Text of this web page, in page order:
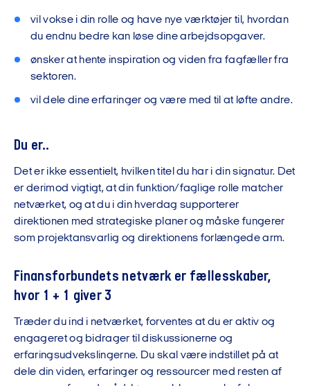
vil vokse i din rolle og have nye værktøjer til, hvordan
du endnu bedre kan løse dine arbejdsopgaver.
ønsker at hente inspiration og viden fra fagfæller fra
sektoren.
vil dele dine erfaringer og være med til at løfte andre.
Du er..
Det er ikke essentielt, hvilken titel du har i din signatur. Det
er derimod vigtigt, at din funktion/faglige rolle matcher
netværket, og at du i din hverdag supporterer
direktionen med strategiske planer og måske fungerer
som projektansvarlig og direktionens forlængede arm.
Finansforbundets netværk er fællesskaber,
hvor 1 + 1 giver 3
Træder du ind i netværket, forventes at du er aktiv og
engageret og bidrager til diskussionerne og
erfaringsudvekslingerne. Du skal være indstillet på at
dele din viden, erfaringer og ressourcer med resten af